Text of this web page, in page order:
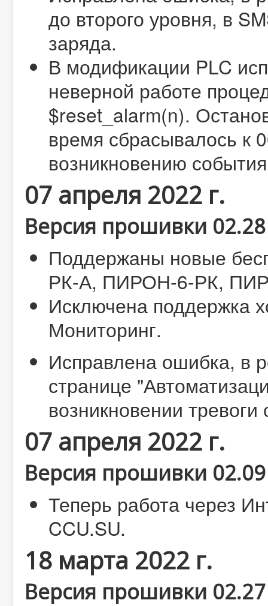
до второго уровня, в
заряда.
В модификации PLC
неверной работе
$reset_alarm(n).
время сбрасывалось к
возникновению
07 апреля 2022 г.
Версия прошивки
Поддержаны новые
РК-А, ПИРОН-6-РК,
Исключена поддержка
Мониторинг.
Исправлена ошибка, в
странице
возникновении
07 апреля 2022 г.
Версия прошивки
Теперь работа через
CCU.SU.
18 марта 2022 г.
Версия прошивки